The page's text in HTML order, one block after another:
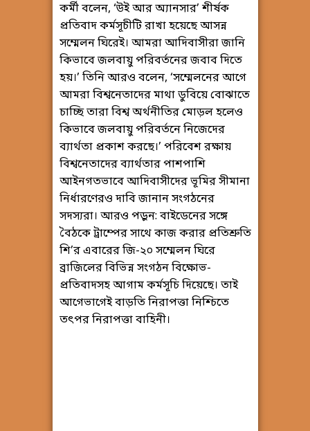
কর্মী বলেন, ‘উই আর অ্যানসার’ শীর্ষক
প্রতিবাদ কর্মসূচীটি রাখা হয়েছে আসন্ন
সম্মেলন ঘিরেই। আমরা আদিবাসীরা জানি
কিভাবে জলবায়ু পরিবর্তনের জবাব দিতে
হয়।’ তিনি আরও বলেন, ‘সম্মেলনের আগে
আমরা বিশ্বনেতাদের মাথা ডুবিয়ে বোঝাতে
চাচ্ছি তারা বিশ্ব অর্থনীতির মোড়ল হলেও
কিভাবে জলবায়ু পরিবর্তনে নিজেদের
ব্যার্থতা প্রকাশ করছে।’ পরিবেশ রক্ষায়
বিশ্বনেতাদের ব্যার্থতার পাশপাশি
আইনগতভাবে আদিবাসীদের ভূমির সীমানা
নির্ধারণেরও দাবি জানান সংগঠনের
সদস্যরা। আরও পড়ুন: বাইডেনের সঙ্গে
বৈঠকে ট্রাম্পের সাথে কাজ করার প্রতিশ্রুতি
শি’র এবারের জি-২০ সম্মেলন ঘিরে
ব্রাজিলের বিভিন্ন সংগঠন বিক্ষোভ-
প্রতিবাদসহ আগাম কর্মসূচি দিয়েছে। তাই
আগেভাগেই বাড়তি নিরাপত্তা নিশ্চিতে
তৎপর নিরাপত্তা বাহিনী।